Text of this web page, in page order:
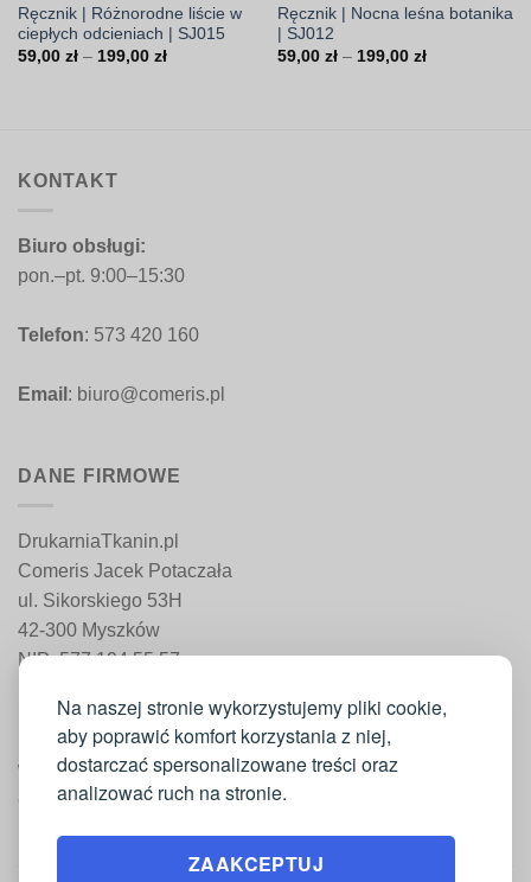
Na naszej stronie wykorzystujemy pliki cookie,
aby poprawić komfort korzystania z niej,
dostarczać spersonalizowane treści oraz
analizować ruch na stronie.
ZAAKCEPTUJ
Ręcznik | Różnorodne liście w
ciepłych odcieniach | SJ015
59,00 zł – 199,00 złZakres
Ręcznik | Nocna leśna botanika
| SJ012
59,00 zł – 199,00 złZakres
KONTAKT
Biuro obsługi:
pon.–pt. 9:00–15:30
Telefon: 573 420 160
Email : biuro@comeris.pl
DANE FIRMOWE
DrukarniaTkanin.pl
Comeris Jacek Potaczała
ul. Sikorskiego 53H
42-300 Myszków
NIP: 577 194 55 57
WAŻNE INFORMACJE
Moje konto